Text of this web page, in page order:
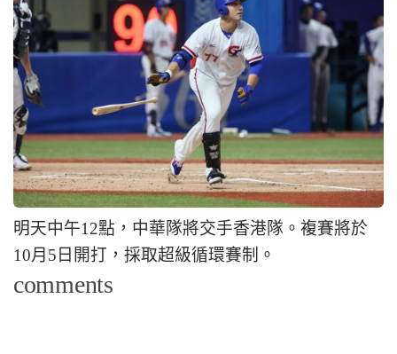
明天中午12點，中華隊將交手香港隊。複賽將於
10月5日開打，採取超級循環賽制。
comments